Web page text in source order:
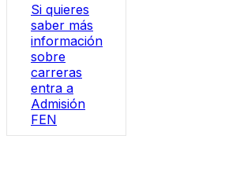
Si quieres
saber más
información
sobre
carreras
entra a
Admisión
FEN